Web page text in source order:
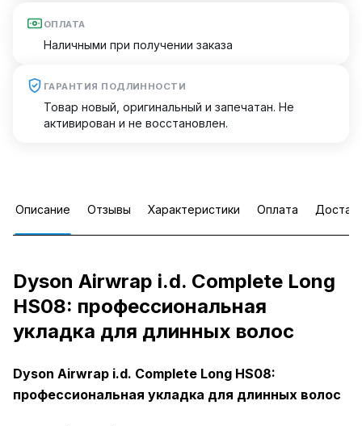
ОПЛАТА
Наличными при получении заказа
ГАРАНТИЯ ПОДЛИННОСТИ
Товар новый, оригинальный и запечатан. Не
активирован и не восстановлен.
Описание Отзывы Характеристики Оплата
Dyson Airwrap i.d. Complete Long
HS08: профессиональная
укладка для длинных волос
Dyson Airwrap i.d. Complete Long HS08:
профессиональная укладка для длинных волос